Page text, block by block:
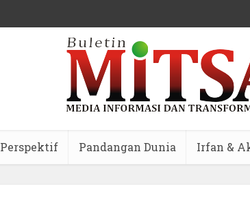
Perspektif Pandangan Dunia Irfan &